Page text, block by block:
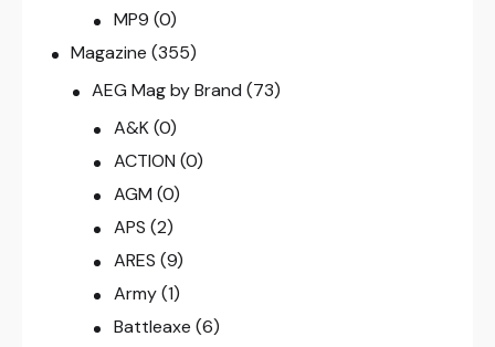
MP9 (0)
Magazine (355)
AEG Mag by Brand (73)
A&K (0)
ACTION (0)
AGM (0)
APS (2)
ARES (9)
Army (1)
Battleaxe (6)